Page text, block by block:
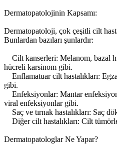
Dermatopatolojinin Kapsamı:
Dermatopatoloji, çok çeşitli cilt
Bunlardan bazıları şunlardır:
Cilt kanserleri: Melanom, bazal
hücreli karsinom gibi.
Enflamatuar cilt hastalıkları:
gibi.
Enfeksiyonlar: Mantar
viral enfeksiyonlar gibi.
Saç ve tırnak hastalıkları: Saç
Diğer cilt hastalıkları: Cilt
Dermatopatologlar Ne Yapar?